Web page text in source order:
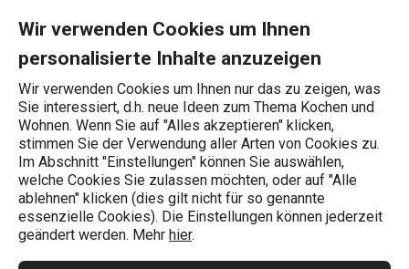
Wir verwenden Cookies um Ihnen
personalisierte Inhalte anzuzeigen
Wir verwenden Cookies um Ihnen nur das zu zeigen, was
Sie interessiert, d.h. neue Ideen zum Thema Kochen und
Wohnen. Wenn Sie auf "Alles akzeptieren" klicken,
stimmen Sie der Verwendung aller Arten von Cookies zu.
Im Abschnitt "Einstellungen" können Sie auswählen,
welche Cookies Sie zulassen möchten, oder auf "Alle
ablehnen" klicken (dies gilt nicht für so genannte
essenzielle Cookies). Die Einstellungen können jederzeit
geändert werden. Mehr hier.
Wonach suchen Sie?
Große Tassen
Große Tasse CREMA SHINE